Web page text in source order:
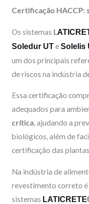
Certificação HACCP:
Os sistemas L
Soledur UTeSolelis
um dos principais
de riscos na indústria
Essa certificação
adequados para
crítica, ajudando a
biológicos, além de
certificação das
Na indústria de
revestimento correto é
sistemas